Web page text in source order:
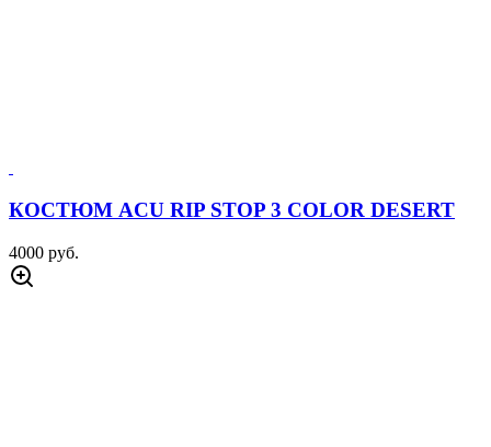
КОСТЮМ ACU RIP STOP 3 COLOR DESERT
4000 руб.